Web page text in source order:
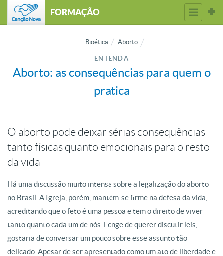
FORMAÇÃO
Bioética Aborto
ENTENDA
Aborto: as consequências para quem o
pratica
O aborto pode deixar sérias consequências
tanto físicas quanto emocionais para o resto
da vida
Há uma discussão muito intensa sobre a legalização do aborto
no Brasil. A Igreja, porém, mantém-se firme na defesa da vida,
acreditando que o feto é uma pessoa e tem o direito de viver
tanto quanto cada um de nós. Longe de querer discutir leis,
gostaria de conversar um pouco sobre esse assunto tão
delicado. Apesar de ser apresentado como um ato de liberdade e